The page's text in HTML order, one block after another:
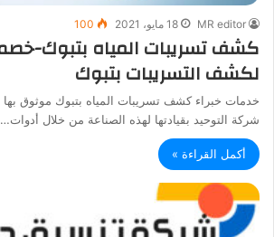
MR editor 18 مايو، 2021 100
لكشف التسريبات بتبوك
شركة التوحيد بقيادتها لهذه الصناعة من خلال أدوات…
أكمل القراءة »